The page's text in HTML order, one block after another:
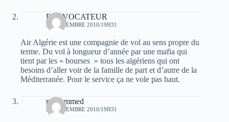
PROVOCATEUR
23 NOVEMBRE 2010/19H31
Air Algérie est une compagnie de vol au sens propre du
terme. Du vol à longueur d’année par une mafia qui
tient par les « bourses » tous les algériens qui ont
besoins d’aller voir de la famille de part et d’autre de la
Méditerranée. Pour le service ça ne vole pas haut.
mohammed
23 NOVEMBRE 2010/19H31